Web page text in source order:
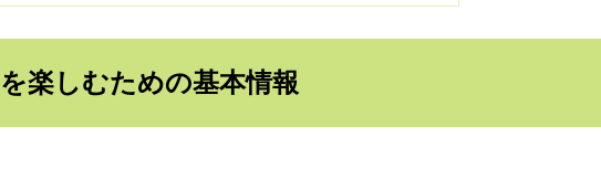
楽しむための基本情報